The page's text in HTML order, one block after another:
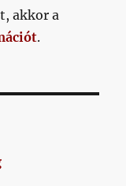
akkor a
.